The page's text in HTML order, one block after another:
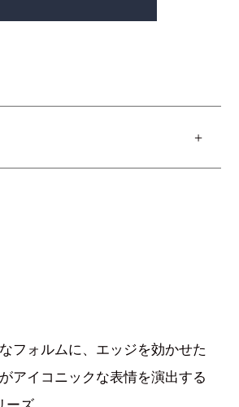
フォルムに、エッジを効かせた
アイコニックな表情を演出する